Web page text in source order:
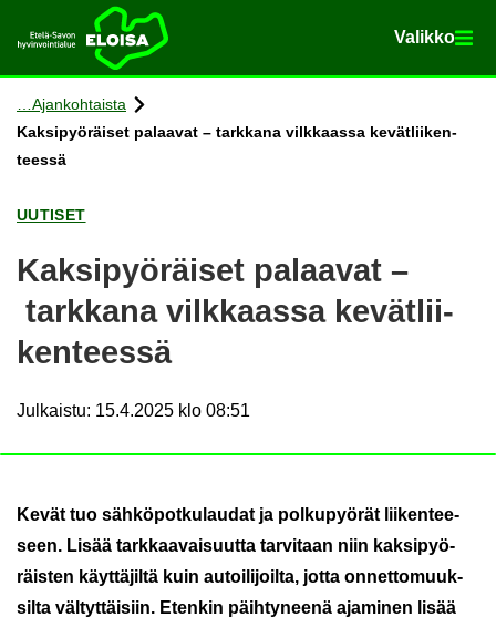
Etusi­vu Va­lik­ko
Va­lik­ko
Siir­ry si­säl­töön
Ajan­koh­tais­ta
Kak­si­pyö­räi­set pa­laa­vat – tark­ka­na vilk­kaas­sa ke­vät­lii­ken­
tees­sä
UU­TI­SET
Kak­si­pyö­räi­set pa­laa­vat –
tark­ka­na vilk­kaas­sa ke­vät­lii­
ken­tees­sä
Julkaistu: 15.4.2025 klo 08:51
Kevät tuo säh­kö­pot­ku­lau­dat ja pol­ku­pyö­rät lii­ken­tee­
seen. Lisää tark­kaa­vai­suut­ta tar­vi­taan niin kak­si­pyö­
räis­ten käyt­tä­jil­tä kuin au­toi­li­joil­ta, jotta on­net­to­muuk­
sil­ta väl­tyt­täi­siin. Eten­kin päih­ty­nee­nä aja­mi­nen lisää